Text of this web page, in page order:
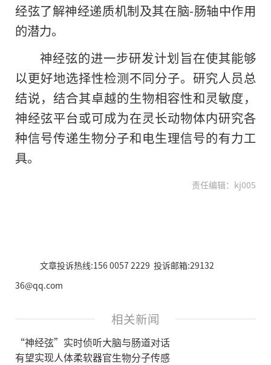
经弦了解神经递质机制及其在脑-肠轴中作用
的潜力。
神经弦的进一步研发计划旨在使其能够
以更好地选择性检测不同分子。研究人员总
结说，结合其卓越的生物相容性和灵敏度，
神经弦平台或可成为在灵长动物体内研究各
种信号传递生物分子和电生理信号的有力工
具。
责任编辑：kj005
文章投诉热线:156 0057 2229 投诉邮箱:29132
36@qq.com
相关新闻
“神经弦”实时侦听大脑与肠道对话
有望实现人体柔软器官生物分子传感